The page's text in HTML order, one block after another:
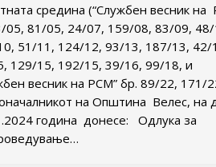
средина (“Службен весник на
05, 81/05, 24/07, 159/08, 83/09, 48/
51/11, 124/12, 93/13, 187/13, 42/
129/15, 192/15, 39/16, 99/18, и
весник на РСМ” бр. 89/22, 171/
на Општина Велес, на
година донесе: Одлука за